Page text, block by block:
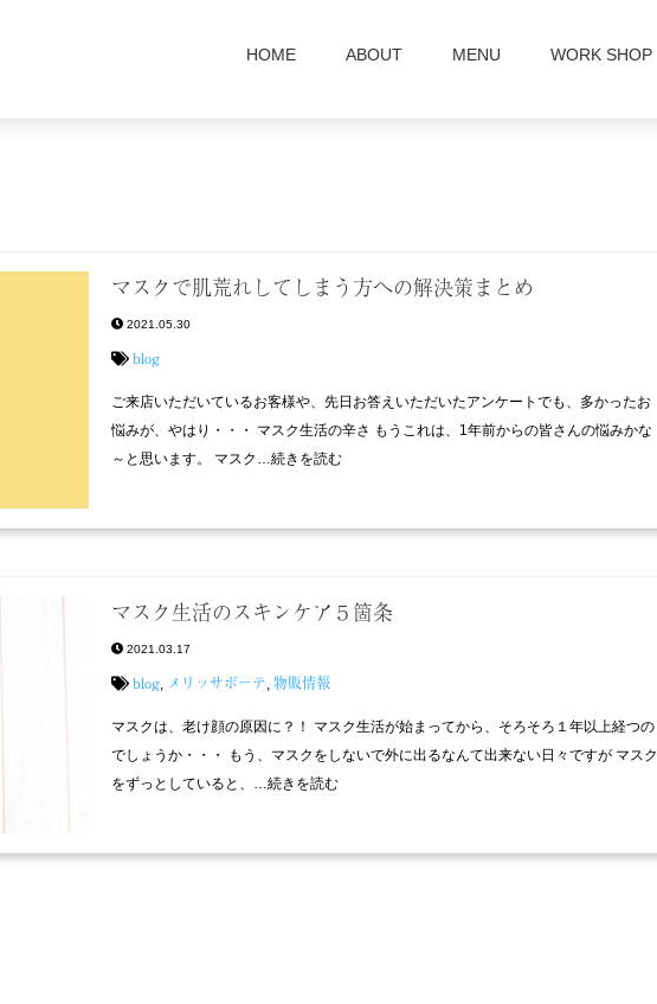
HOME ABOUT MENU WORK SHOP
マスクで肌荒れしてしまう方への解決策まとめ
2021.05.30
blog
ご来店いただいているお客様や、先日お答えいただいたアンケートでも、多かったお
悩みが、やはり・・・ マスク生活の辛さ もうこれは、1年前からの皆さんの悩みかな
～と思います。 マスク…続きを読む
マスク生活のスキンケア５箇条
2021.03.17
blog, メリッサボーテ,物販情報
マスクは、老け顔の原因に？！ マスク生活が始まってから、そろそろ１年以上経つの
でしょうか・・・ もう、マスクをしないで外に出るなんて出来ない日々ですが マスク
をずっとしていると、…続きを読む